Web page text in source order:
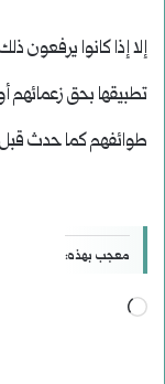
إلا إذا كانوا يرفعون
تطبيقها بحق زعمائهم
طوائفهم كما حدث
معجب بهذه:
جاري